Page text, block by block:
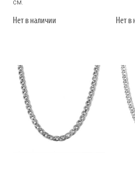
см.
Нет в наличии Нет в